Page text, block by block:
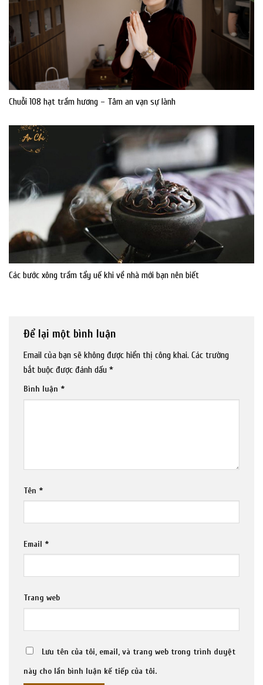
Chuỗi 108 hạt trầm hương – Tâm an vạn sự lành
Các bước xông trầm tẩy uế khi về nhà mới bạn nên biết
Để lại một bình luận
Email của bạn sẽ không được hiển thị công khai. Các trường
bắt buộc được đánh dấu *
Bình luận *
Tên *
Email *
Trang web
Lưu tên của tôi, email, và trang web trong trình duyệt
này cho lần bình luận kế tiếp của tôi.